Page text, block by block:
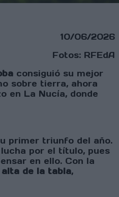
10/06/2026
Fotos: RFEdA
consiguió su mejor
sobre tierra, ahora
en La Nucía, donde
primer triunfo del año.
por el título, pues
en ello. Con la
de la tabla,